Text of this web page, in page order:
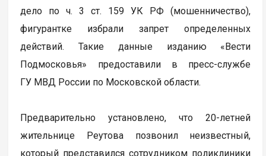
дело по ч. 3 ст. 159 УК РФ (мошенничество),
фигурантке избрали запрет определенных
действий. Такие данные изданию «Вести
Подмосковья» предоставили в пресс-службе
ГУ МВД России по Московской области.
Предварительно установлено, что 20-летней
жительнице Реутова позвонил неизвестный,
который представился сотрудником поликлиники